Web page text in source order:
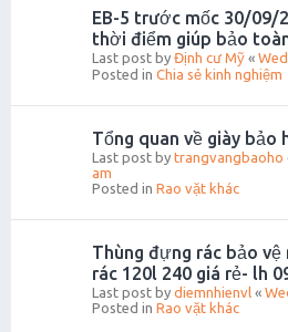
EB-5 trước mốc 30/09/
thời điểm giúp bảo
Last post by Định cư Mỹ «
Posted in Chia sẻ kinh nghiệm
Tổng quan về giày bảo
Last post by trangvangbaoho
am
Posted in Rao vặt khác
Thùng đựng rác bảo
rác 120l 240 giá rẻ- lh
Last post by diemnhienvl «
Posted in Rao vặt khác